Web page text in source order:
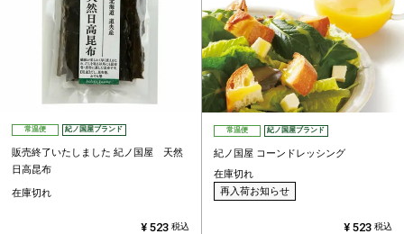
常温便 紀ノ国屋ブランド
販売終了いたしました 紀ノ国屋 天然
日高昆布
在庫切れ
¥ 523 税込
常温便 紀ノ国屋ブランド
紀ノ国屋 コーンドレッシング
在庫切れ
再入荷お知らせ
¥ 523 税込